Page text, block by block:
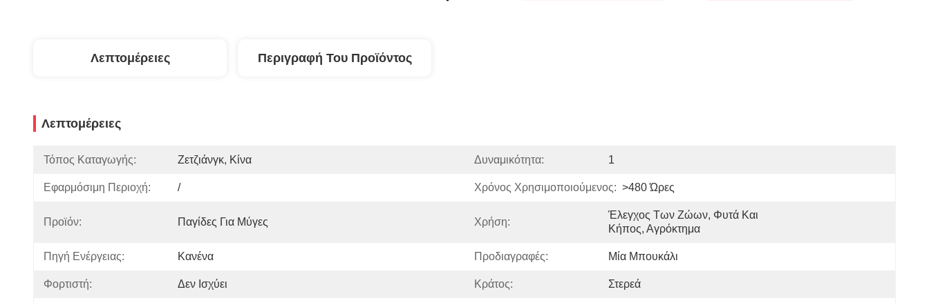
Λεπτομέρειες Περιγραφή Του Προϊόντος
Λεπτομέρειες
Τόπος Καταγωγής: Ζετζιάνγκ, Κίνα Δυναμικότητα: 1
Εφαρμόσιμη Περιοχή: / Χρόνος Χρησιμοποιούμενος: >480 Ώρες
Προϊόν: Παγίδες Για Μύγες Χρήση:
Έλεγχος Των Ζώων, Φυτά Και
Κήπος, Αγρόκτημα
Πηγή Ενέργειας: Κανένα Προδιαγραφές: Μία Μπουκάλι
Φορτιστή: Δεν Ισχύει Κράτος: Στερεά